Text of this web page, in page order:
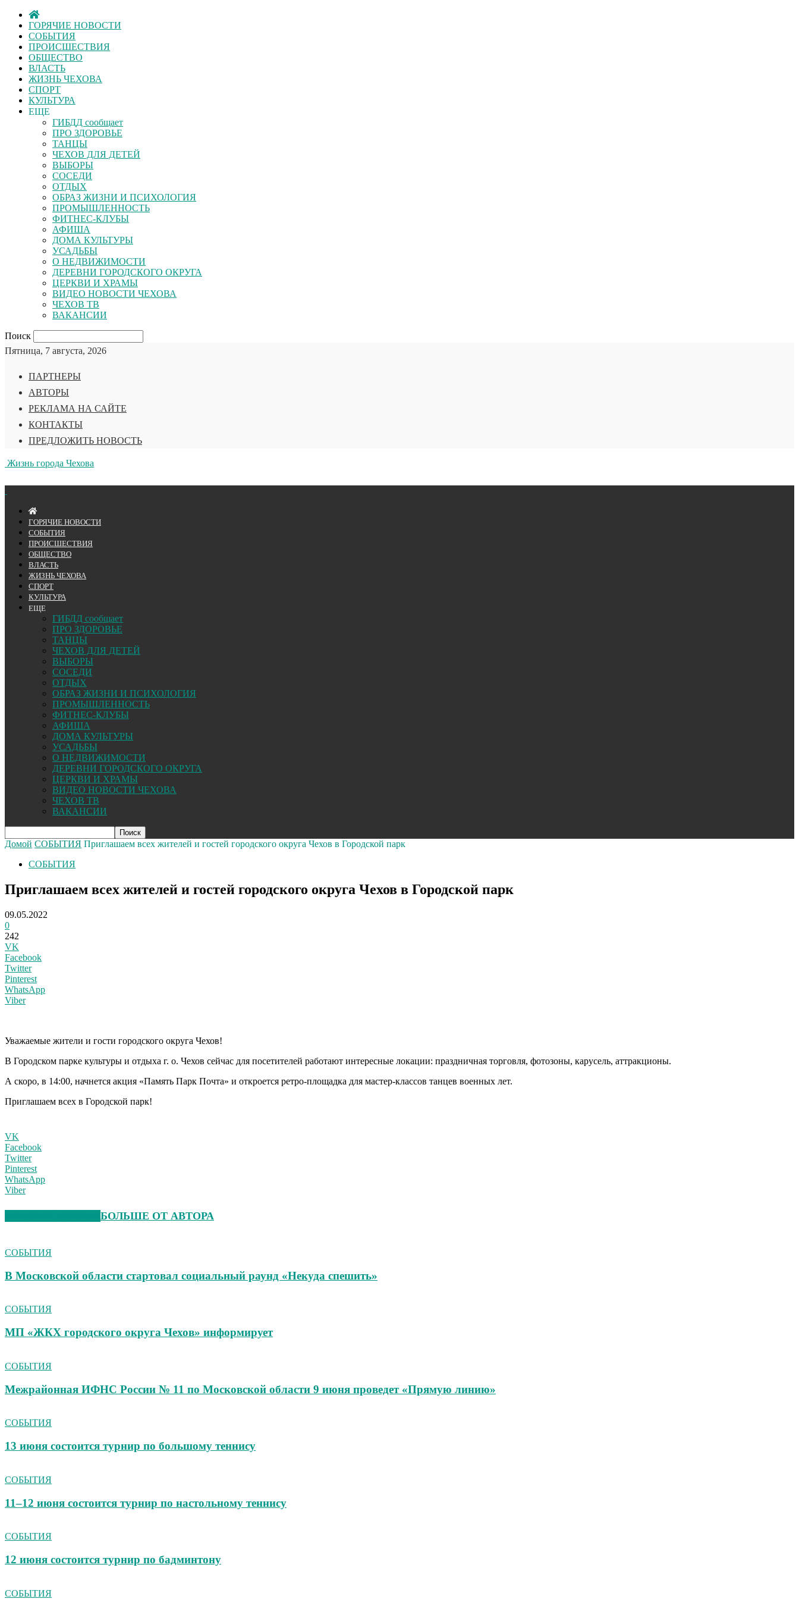
ГОРЯЧИЕ НОВОСТИ
СОБЫТИЯ
ПРОИСШЕСТВИЯ
ОБЩЕСТВО
ВЛАСТЬ
ЖИЗНЬ ЧЕХОВА
СПОРТ
КУЛЬТУРА
ЕЩЕ
ГИБДД сообщает
ПРО ЗДОРОВЬЕ
ТАНЦЫ
ЧЕХОВ ДЛЯ ДЕТЕЙ
ВЫБОРЫ
СОСЕДИ
ОТДЫХ
ОБРАЗ ЖИЗНИ И ПСИХОЛОГИЯ
ПРОМЫШЛЕННОСТЬ
ФИТНЕС-КЛУБЫ
АФИША
ДОМА КУЛЬТУРЫ
УСАДЬБЫ
О НЕДВИЖИМОСТИ
ДЕРЕВНИ ГОРОДСКОГО ОКРУГА
ЦЕРКВИ И ХРАМЫ
ВИДЕО НОВОСТИ ЧЕХОВА
ЧЕХОВ ТВ
ВАКАНСИИ
Поиск
Пятница, 7 августа, 2026
ПАРТНЕРЫ
АВТОРЫ
РЕКЛАМА НА САЙТЕ
КОНТАКТЫ
ПРЕДЛОЖИТЬ НОВОСТЬ
Жизнь города Чехова
ГОРЯЧИЕ НОВОСТИ
СОБЫТИЯ
ПРОИСШЕСТВИЯ
ОБЩЕСТВО
ВЛАСТЬ
ЖИЗНЬ ЧЕХОВА
СПОРТ
КУЛЬТУРА
ЕЩЕ
ГИБДД сообщает
ПРО ЗДОРОВЬЕ
ТАНЦЫ
ЧЕХОВ ДЛЯ ДЕТЕЙ
ВЫБОРЫ
СОСЕДИ
ОТДЫХ
ОБРАЗ ЖИЗНИ И ПСИХОЛОГИЯ
ПРОМЫШЛЕННОСТЬ
ФИТНЕС-КЛУБЫ
АФИША
ДОМА КУЛЬТУРЫ
УСАДЬБЫ
О НЕДВИЖИМОСТИ
ДЕРЕВНИ ГОРОДСКОГО ОКРУГА
ЦЕРКВИ И ХРАМЫ
ВИДЕО НОВОСТИ ЧЕХОВА
ЧЕХОВ ТВ
ВАКАНСИИ
Домой СОБЫТИЯ Приглашаем всех жителей и гостей городского округа Чехов в Городской парк
СОБЫТИЯ
Приглашаем всех жителей и гостей городского округа Чехов в Городской парк
09.05.2022
0
242
VK
Facebook
Twitter
Pinterest
WhatsApp
Viber
Уважаемые жители и гости городского округа Чехов!
В Городском парке культуры и отдыха г. о. Чехов сейчас для посетителей работают интересные локации: праздничная торговля, фотозоны, карусель, аттракционы.
А скоро, в 14:00, начнется акция «Память Парк Почта» и откроется ретро-площадка для мастер-классов танцев военных лет.
Приглашаем всех в Городской парк!
VK
Facebook
Twitter
Pinterest
WhatsApp
Viber
БОЛЬШЕ ОТ АВТОРА
СОБЫТИЯ
В Московской области стартовал социальный раунд «Некуда спешить»
СОБЫТИЯ
МП «ЖКХ городского округа Чехов» информирует
СОБЫТИЯ
Межрайонная ИФНС России № 11 по Московской области 9 июня проведет «Прямую линию»
СОБЫТИЯ
13 июня состоится турнир по большому теннису
СОБЫТИЯ
11–12 июня состоится турнир по настольному теннису
СОБЫТИЯ
12 июня состоится турнир по бадминтону
СОБЫТИЯ